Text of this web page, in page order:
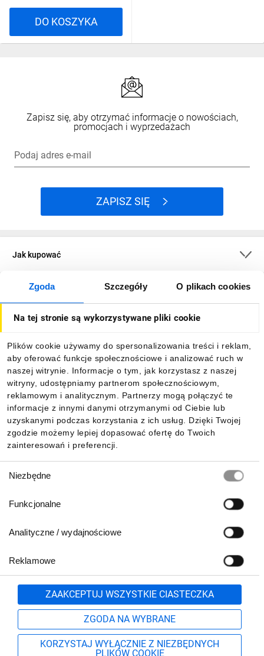
Zgoda Szczegóły O plikach cookies
Na tej stronie są wykorzystywane pliki cookie
Plików cookie używamy do spersonalizowania treści i reklam,
aby oferować funkcje społecznościowe i analizować ruch w
naszej witrynie. Informacje o tym, jak korzystasz z naszej
witryny, udostępniamy partnerom społecznościowym,
reklamowym i analitycznym. Partnerzy mogą połączyć te
informacje z innymi danymi otrzymanymi od Ciebie lub
uzyskanymi podczas korzystania z ich usług. Dzięki Twojej
zgodzie możemy lepiej dopasować ofertę do Twoich
zainteresowań i preferencji.
zgody
Niezbędne
Funkcjonalne
Analityczne / wydajnościowe
Reklamowe
ZAAKCEPTUJ WSZYSTKIE CIASTECZKA
ZGODA NA WYBRANE
KORZYSTAJ WYŁĄCZNIE Z NIEZBĘDNYCH
PLIKÓW COOKIE
DO KOSZYKA
Zapisz się, aby otrzymać informacje o nowościach,
promocjach i wyprzedażach
Podaj adres e-mail
ZAPISZ SIĘ
Jak kupować
O firmie
Informacje
Pobierz naszą aplikację mobilną:
801 500 700 lub
71 37 61 600
Formularz kontaktowy